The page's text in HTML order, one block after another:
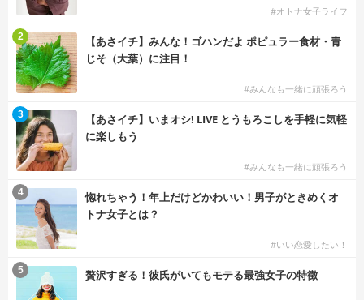
#オトナ女子ライフ
【あさイチ】みんな！ゴハンだよ ポピュラー食材・青
じそ（大葉）に注目！
#みんなも一緒に頑張ろう
2
【あさイチ】いまオシ! LIVE とうもろこしを手軽に気軽
に楽しもう
#みんなも一緒に頑張ろう
3
惚れちゃう！年上だけどかわいい！男子がときめくオ
トナ女子とは？
#いい恋愛したい！
4
贅沢すぎる！彼氏がいてもモテる最強女子の特徴
5